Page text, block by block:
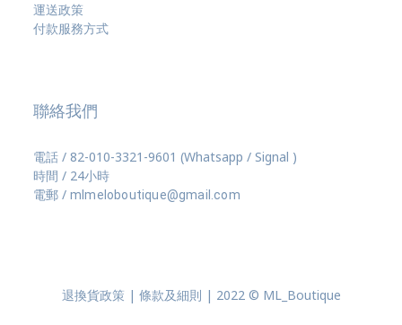
運送政策
付款服務方式
聯絡我們
電話 / 82-010-3321-9601 (Whatsapp / Signal )
時間 / 24小時
電郵 / mlmeloboutique@gmail.com
退換貨政策 | 條款及細則 | 2022 © ML_Boutique